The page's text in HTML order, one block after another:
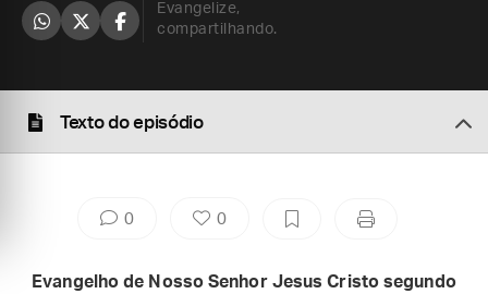
Evangelize,
compartilhando.
Texto do episódio
0 0
Evangelho de Nosso Senhor Jesus Cristo segundo